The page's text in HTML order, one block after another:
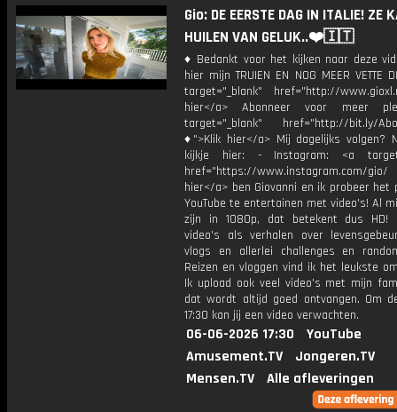
Gio: DE EERSTE DAG IN ITALIE! ZE
HUILEN VAN GELUK..❤️🇮🇹
♦ Bedankt voor het kijken naar deze
hier mijn TRUIEN EN NOG MEER VETTE
target="_blank" href="http://
hier</a> Abonneer voor meer
target="_blank" href="http://bit.ly/
♦">Klik hier</a> Mij dagelijks volgen?
kijkje hier: - Instagram: <a
href="https://www.instagram.com/
hier</a> ben Giovanni en ik probeer het
YouTube te entertainen met video's! Al
zijn in 1080p, dat betekent dus HD!
video's als verhalen over
vlogs en allerlei challenges en
Reizen en vloggen vind ik het leukste
Ik upload ook veel video's met mijn
dat wordt altijd goed ontvangen. Om
17:30 kan jij een video verwachten.
06-06-2026 17:30
YouTube
Amusement.TV
Jongeren.TV
Mensen.TV
Alle afleveringen